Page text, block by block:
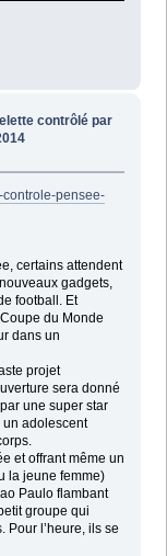
contrôlé par
controle-pensee-
certains attendent
gadgets,
football. Et
du Monde
dans un
projet
sera donné
une super star
un adolescent
et offrant même un
la jeune femme)
Paulo flambant
groupe qui
Pour l’heure, ils se